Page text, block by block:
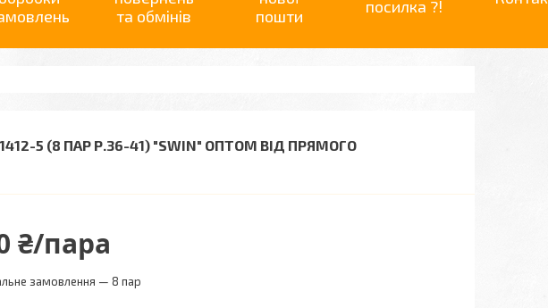
та обмінів
пошти
посилка ?!
5 (8 ПАР Р.36-41) "SWIN" ОПТОМ ВІД ПРЯМОГО
₴/пара
замовлення — 8 пар